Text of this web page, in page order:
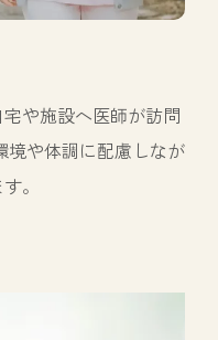
や施設へ医師が訪問
境や体調に配慮しなが
。